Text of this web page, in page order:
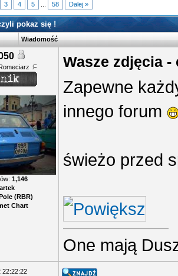
3 4 5 58 Dalej »
pokaz się !
Wiadomość
:F
1,146
(RBR)
Chart
Wasze zdjęcia
Zapewne
innego forum
świeżo przed
One mają
22:22:22